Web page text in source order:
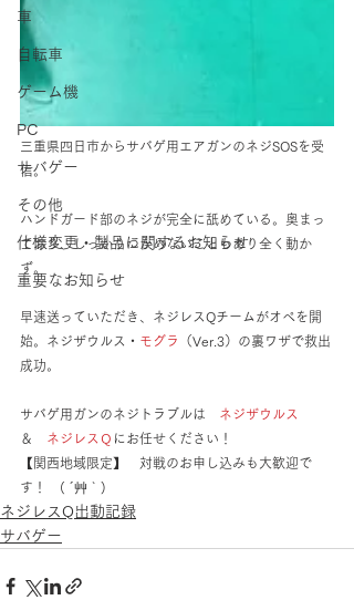
車
自転車
ゲーム機
PC
サバゲー
その他
仕様変更・製品に関するお知らせ
重要なお知らせ
三重県四日市からサバゲ用エアガンのネジSOSを受
信。
ハンドガード部のネジが完全に舐めている。奥まっ
ており、しっかりつかめないこともあり全く動か
ず。
早速送っていただき、ネジレスQチームがオペを開
始。ネジザウルス・ モグラ
（Ver.3）の裏ワザで救出
成功。
サバゲ用ガンのネジトラブルは ネジザウルス
＆ ネジレスＱ にお任せください！
【関西地域限定】　対戦のお申し込みも大歓迎で
す！　( ´艸｀)
ネジレスQ出動記録
サバゲー